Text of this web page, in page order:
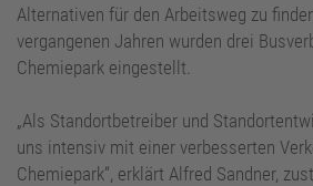
Alternativen für den Arbeitsweg zu
vergangenen Jahren wurden drei
Chemiepark eingestellt.
„Als Standortbetreiber und
uns intensiv mit einer verbesserten
Chemiepark“, erklärt Alfred Sandner,